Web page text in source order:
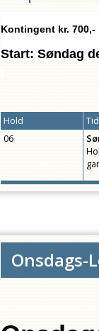
Kontingent kr. 700,-
Start: Søndag
Hold Tid
06
Onsdags-